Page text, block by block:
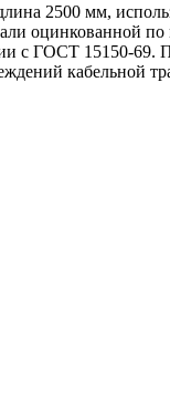
мм,
оцинкованной
с ГОСТ 15150-
кабельной